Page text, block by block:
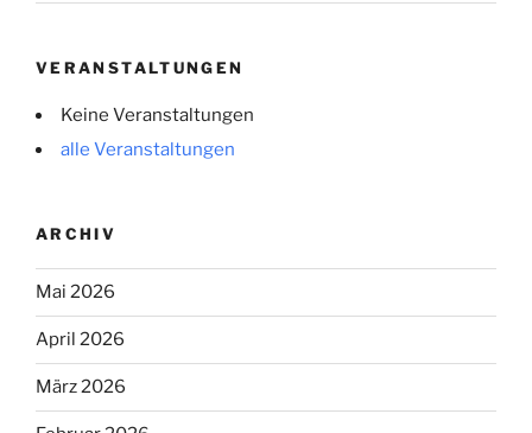
VERANSTALTUNGEN
Keine Veranstaltungen
alle Veranstaltungen
ARCHIV
Mai 2026
April 2026
März 2026